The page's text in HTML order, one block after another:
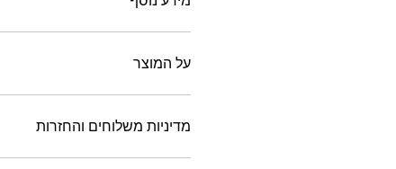
על המוצר
מדיניות משלוחים והחזרות